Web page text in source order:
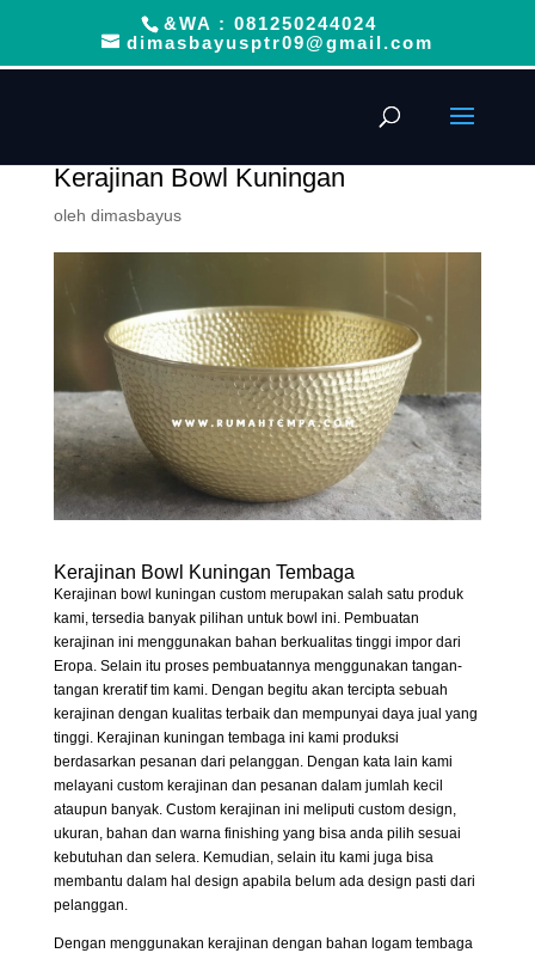
&WA : 081250244024
dimasbayusptr09@gmail.com
Kerajinan Bowl Kuningan
oleh dimasbayus
Kerajinan Bowl Kuningan Tembaga
Kerajinan bowl kuningan custom merupakan salah satu produk
kami, tersedia banyak pilihan untuk bowl ini. Pembuatan
kerajinan ini menggunakan bahan berkualitas tinggi impor dari
Eropa. Selain itu proses pembuatannya menggunakan tangan-
tangan kreratif tim kami. Dengan begitu akan tercipta sebuah
kerajinan dengan kualitas terbaik dan mempunyai daya jual yang
tinggi. Kerajinan kuningan tembaga ini kami produksi
berdasarkan pesanan dari pelanggan. Dengan kata lain kami
melayani custom kerajinan dan pesanan dalam jumlah kecil
ataupun banyak. Custom kerajinan ini meliputi custom design,
ukuran, bahan dan warna finishing yang bisa anda pilih sesuai
kebutuhan dan selera. Kemudian, selain itu kami juga bisa
membantu dalam hal design apabila belum ada design pasti dari
pelanggan.
Dengan menggunakan kerajinan dengan bahan logam tembaga